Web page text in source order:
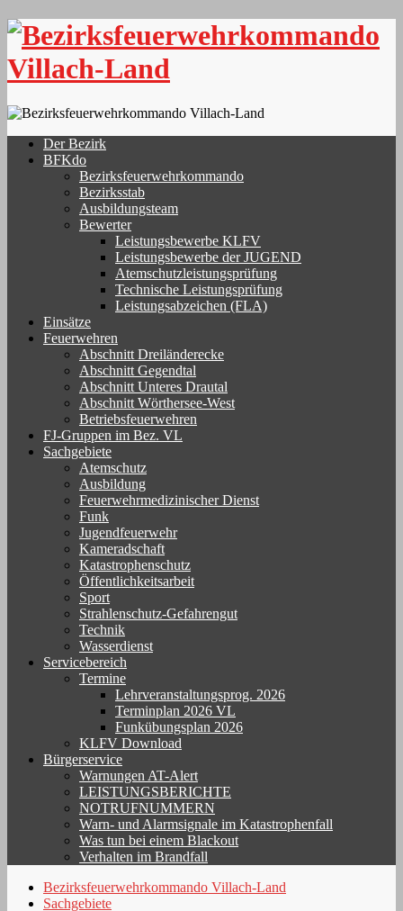
Skip
content
Der Bezirk
BFKdo
Bezirksfeuerwehrkommando
Bezirksstab
Ausbildungsteam
Bewerter
Leistungsbewerbe KLFV
Leistungsbewerbe der JUGEND
Atemschutzleistungsprüfung
Technische Leistungsprüfung
Leistungsabzeichen (FLA)
Einsätze
Feuerwehren
Abschnitt Dreiländerecke
Abschnitt Gegendtal
Abschnitt Unteres Drautal
Abschnitt Wörthersee-West
Betriebsfeuerwehren
FJ-Gruppen im Bez. VL
Sachgebiete
Atemschutz
Ausbildung
Feuerwehrmedizinischer Dienst
Funk
Jugendfeuerwehr
Kameradschaft
Katastrophenschutz
Öffentlichkeitsarbeit
Sport
Strahlenschutz-Gefahrengut
Technik
Wasserdienst
Servicebereich
Termine
Lehrveranstaltungsprog. 2026
Terminplan 2026 VL
Funkübungsplan 2026
KLFV Download
Bürgerservice
Warnungen AT-Alert
LEISTUNGSBERICHTE
NOTRUFNUMMERN
Warn- und Alarmsignale im Katastrophenfall
Was tun bei einem Blackout
Verhalten im Brandfall
Bezirksfeuerwehrkommando Villach-Land
Sachgebiete